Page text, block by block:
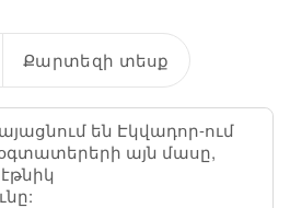
Քարտեզի տեսք
են Էկվադոր-ում
օգտատերերի այն մասը,